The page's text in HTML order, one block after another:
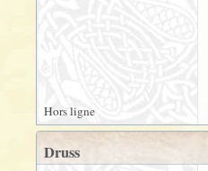
Hors ligne
Druss